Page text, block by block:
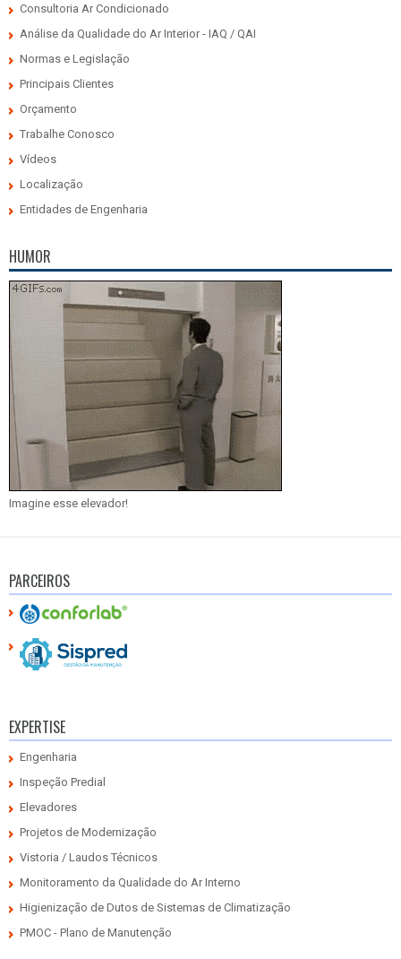
Consultoria Ar Condicionado
Análise da Qualidade do Ar Interior - IAQ / QAI
Normas e Legislação
Principais Clientes
Orçamento
Trabalhe Conosco
Vídeos
Localização
Entidades de Engenharia
HUMOR
Imagine esse elevador!
PARCEIROS
EXPERTISE
Engenharia
Inspeção Predial
Elevadores
Projetos de Modernização
Vistoria / Laudos Técnicos
Monitoramento da Qualidade do Ar Interno
Higienização de Dutos de Sistemas de Climatização
PMOC - Plano de Manutenção